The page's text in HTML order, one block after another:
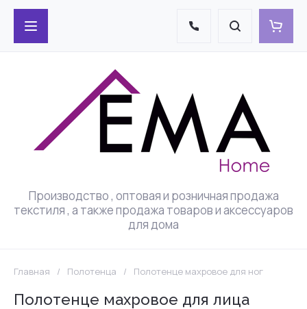
Производство , оптовая и розничная продажа
текстиля , а также продажа товаров и аксессуаров
для дома
Главная / Полотенца / Полотенце махровое для ног
Полотенце махровое для лица